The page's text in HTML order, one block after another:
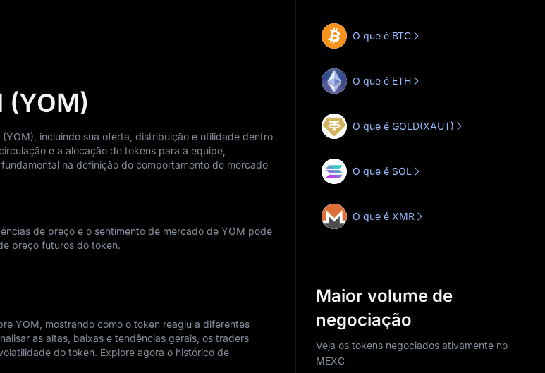
(YOM)
incluindo sua oferta, distribuição e utilidade dentro
e a alocação de tokens para a equipe,
na definição do comportamento de mercado
de preço e o sentimento de mercado de YOM pode
preço futuros do token.
YOM, mostrando como o token reagiu a diferentes
as altas, baixas e tendências gerais, os traders
do token. Explore agora o histórico de
O que é BTC
O que é ETH
O que é GOLD(XAUT)
O que é SOL
O que é XMR
Maior volume de
negociação
Veja os tokens negociados ativamente no
MEXC